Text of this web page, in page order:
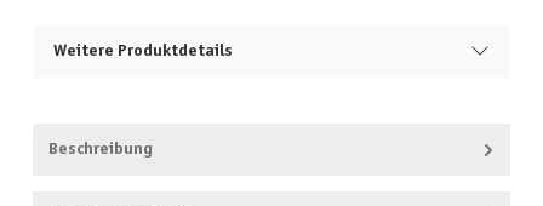
Weitere Produktdetails
Beschreibung